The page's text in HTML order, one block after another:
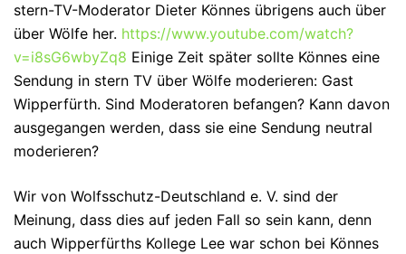
stern-TV-Moderator Dieter Könnes übrigens auch über
über Wölfe her. https://www.youtube.com/watch?
v=i8sG6wbyZq8 Einige Zeit später sollte Könnes eine
Sendung in stern TV über Wölfe moderieren: Gast
Wipperfürth. Sind Moderatoren befangen? Kann davon
ausgegangen werden, dass sie eine Sendung neutral
moderieren?
Wir von Wolfsschutz-Deutschland e. V. sind der
Meinung, dass dies auf jeden Fall so sein kann, denn
auch Wipperfürths Kollege Lee war schon bei Könnes